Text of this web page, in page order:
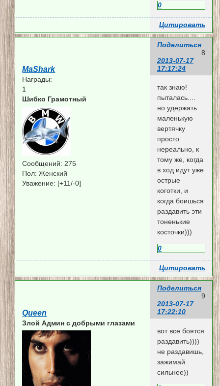
0
Цитировать
Поделиться
8
2013-07-17
17:17:24
MaShark
Награды:
1
Шибко Грамотный
Сообщений: 275
Пол: Женский
Уважение: [+11/-0]
так знаю!
пыталась....
но удержать
маленькую
вертячку
просто
нереально, к
тому же, когда
в ход идут уже
острые
коготки, и
когда боишься
раздавить эти
тоненькие
косточки)))
0
Цитировать
Поделиться
9
2013-07-17
17:22:10
Queen
Злой Админ c добрыми глазами
вот все боятся
раздавить))))
не раздавишь,
зажимай
сильнее))